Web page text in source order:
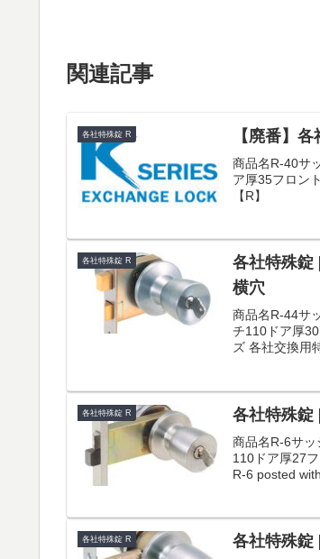
関連記事
各社特殊錠 R 【廃番】
商品名R-40サ
ア厚35フロン
【R】
各社特殊錠 R
各社特殊錠
横穴
商品名R-44サ
チ110ドア厚
ズ 各社交換用
各社特殊錠 R 各社特殊錠
商品名R-6サ
110ドア厚27
R-6 posted
各社特殊錠 R 各社特殊錠